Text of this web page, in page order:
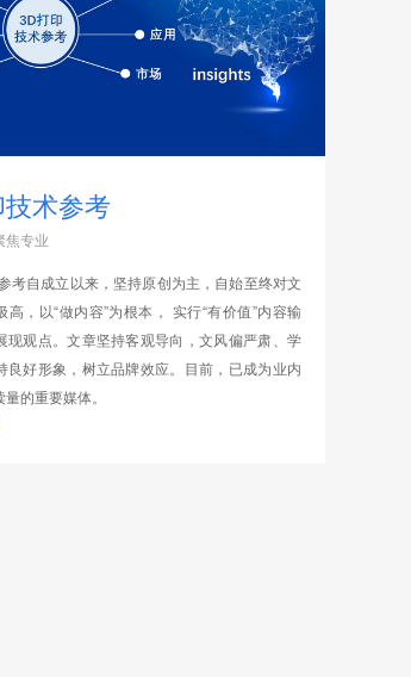
术参考
焦专业
考自成立以来，坚持原创为主，自始至终对文
高，以“做内容”为根本， 实行“有价值”内容输
现观点。文章坚持客观导向，文风偏严肃、学
良好形象，树立品牌效应。目前，已成为业内
的重要媒体。